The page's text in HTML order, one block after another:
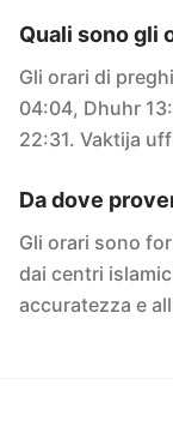
Quali sono gli
Gli orari di
04:04, Dhuhr
22:31. Vaktija
Da dove
Gli orari sono
dai centri
accuratezza e